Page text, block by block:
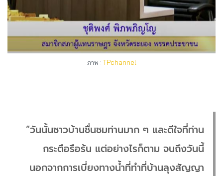
ภาพ : TPchannel
“วันนั้นชาวบ้านชื่นชมท่านมาก ๆ และดีใจที่ท่าน
กระตือรือร้น แต่อย่างไรก็ตาม จนถึงวันนี้
นอกจากการเบี่ยงทางน้ำที่ทำที่บ้านลุงสัญญา